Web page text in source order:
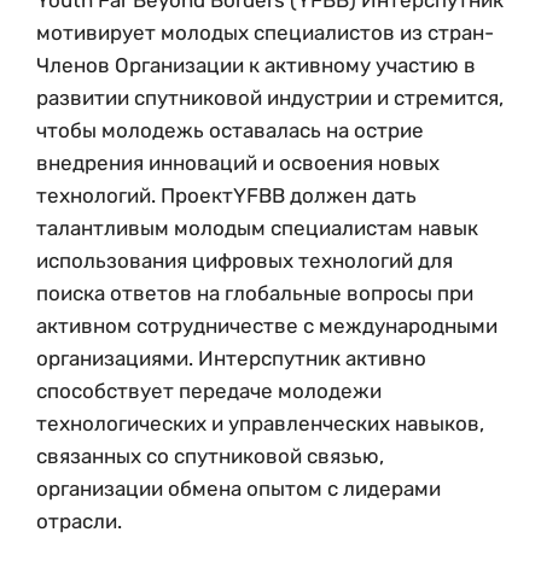
мотивирует молодых специалистов из стран-
Членов Организации к активному участию в
развитии спутниковой индустрии и стремится,
чтобы молодежь оставалась на острие
внедрения инноваций и освоения новых
технологий. ПроектYFBB должен дать
талантливым молодым специалистам навык
использования цифровых технологий для
поиска ответов на глобальные вопросы при
активном сотрудничестве с международными
организациями. Интерспутник активно
способствует передаче молодежи
технологических и управленческих навыков,
связанных со спутниковой связью,
организации обмена опытом с лидерами
отрасли.